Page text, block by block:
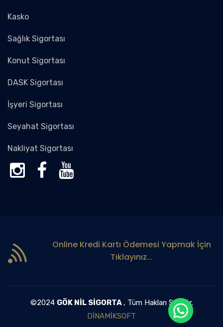
Kasko
Sağlık Sigortası
Konut Sigortası
DASK Sigortası
İşyeri Sigortası
Seyahat Sigortası
Nakliyat Sigortası
Online Kredi Kartı Ödemesi Yapmak İçin
Tıklayınız...
©2024 GÖK NİL SİGORTA , Tüm Hakları Saklıdır.
DİNAMİKSOFT